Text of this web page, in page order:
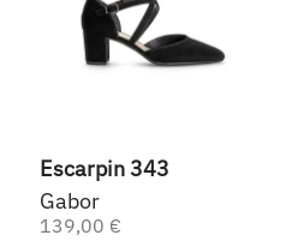
Escarpin 343
Gabor
139,00 €